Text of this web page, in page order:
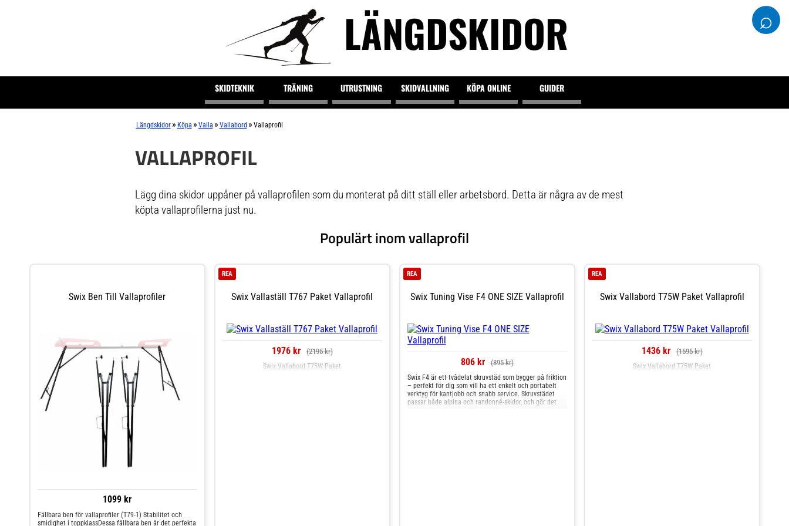
LÄNGDSKIDOR ⌕
SKIDTEKNIK TRÄNING UTRUSTNING SKIDVALLNING KÖPA ONLINE GUIDER
Längdskidor » Köpa » Valla » Vallabord » Vallaprofil
VALLAPROFIL
Lägg dina skidor uppåner på vallaprofilen som du monterat på ditt ställ eller arbetsbord. Detta är några av de mest
köpta vallaprofilerna just nu.
Populärt inom vallaprofil
Swix Ben Till Vallaprofiler
1099 kr
Fällbara ben för vallaprofiler (T79-1) Stabilitet och
smidighet i toppklassDessa fällbara ben är det perfekta
Swix Vallaställ T767 Paket Vallaprofil
REA
1976 kr (2195 kr)
Swix Vallabord T75W Paket
Swix Tuning Vise F4 ONE SIZE Vallaprofil
REA
806 kr (895 kr)
Swix F4 är ett tvådelat skruvstäd som bygger på friktion
– perfekt för dig som vill ha ett enkelt och portabelt
verktyg för kantjobb och snabb service. Skruvstädet
passar både alpina och randonné-skidor, och gör det
Swix Vallabord T75W Paket Vallaprofil
REA
1436 kr (1595 kr)
Swix Vallabord T75W Paket